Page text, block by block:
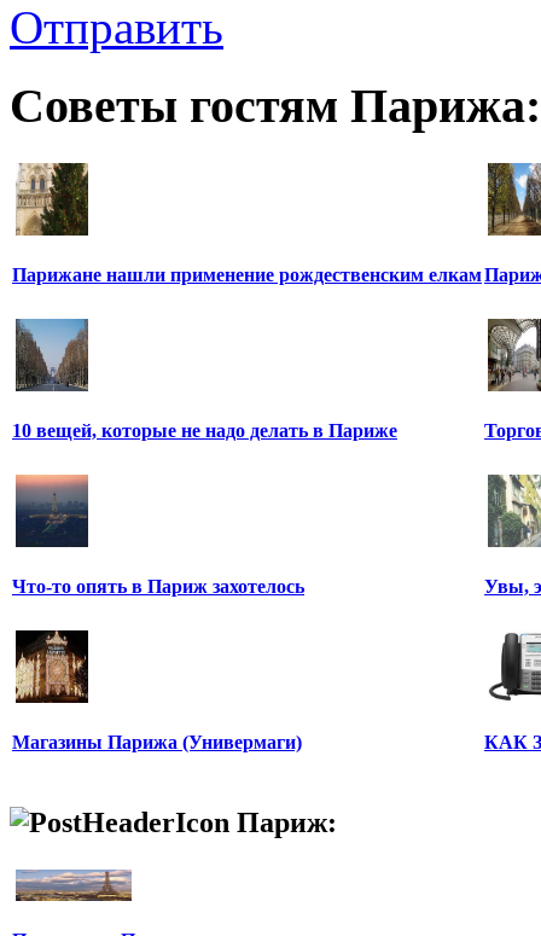
Отправить
Советы гостям Парижа:
Парижане нашли применение рождественским елкам
10 вещей, которые не надо делать в Париже
Что-то опять в Париж захотелось Увы,
Магазины Парижа (Универмаги) КАК
Париж: